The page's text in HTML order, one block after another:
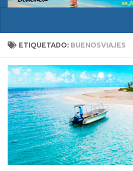
ETIQUETADO: BUENOSVIAJES